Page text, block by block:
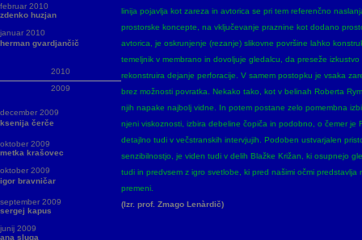
februar 2010
zdenko huzjan
januar 2010
herman gvardjančič
2010
2009
december 2009
ksenija čerče
oktober 2009
metka krašovec
oktober 2009
igor bravničar
september 2009
sergej kapus
junij 2009
ana sluga
linija pojavlja kot zareza in avtorica se pri tem referenčno
prostorske koncepte, na vključevanje praznine kot dodano
avtorica, je oskrunjenje (rezanje) slikovne površine lahko
temeljnik v membrano in dovoljuje gledalcu, da preseže izkustvo
rekonstruira dejanje perforacije. V samem postopku je vsaka
brez možnosti povratka. Nekako tako, kot v belinah Roberta
njih napake najbolj vidne. In potem postane zelo pomembna
njeni viskoznosti, izbira debeline čopiča in podobno, o čemer
detajlno tudi v večstranskih intervjujih. Podoben ustvarjalen
senzibilnostjo, je viden tudi v delih Blažke Križan, ki osupnejo
tudi in predvsem z igro svetlobe, ki pred našimi očmi predstavlja
premeni.
(Izr. prof. Zmago Lenàrdič)